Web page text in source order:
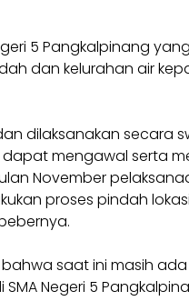
5 Pangkalpinang
dan kelurahan air
dilaksanakan secara
mengawal serta
November
proses pindah
saat ini masih
Negeri 5